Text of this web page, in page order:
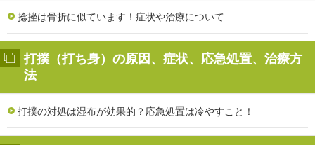
捻挫は骨折に似ています！症状や治療について
打撲（打ち身）の原因、症状、応急処置、治療方
法
打撲の対処は湿布が効果的？応急処置は冷やすこと！